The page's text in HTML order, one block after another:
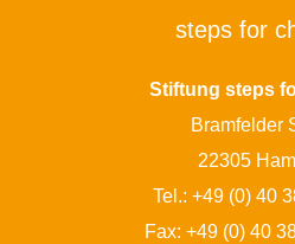
steps for
Stiftung steps
Bramfelder
22305
Tel.: +49 (0) 40
Fax: +49 (0) 40